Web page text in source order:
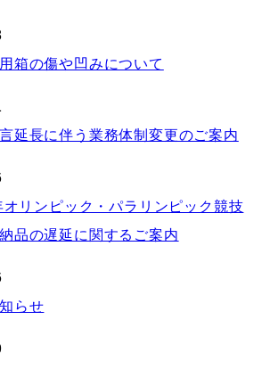
箱の傷や凹みについて
延長に伴う業務体制変更のご案内
リンピック・パラリンピック競技
品の遅延に関するご案内
らせ